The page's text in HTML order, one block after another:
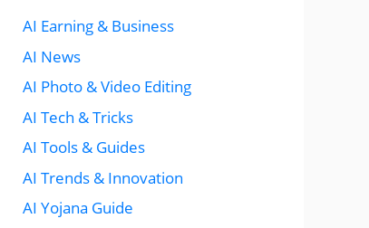
AI Earning & Business
AI News
AI Photo & Video Editing
AI Tech & Tricks
AI Tools & Guides
AI Trends & Innovation
AI Yojana Guide